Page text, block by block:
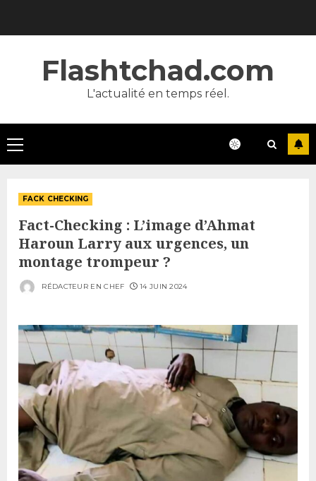
Flashtchad.com
L'actualité en temps réel.
Primary
Menu
FACK CHECKING
Fact-Checking : L’image d’Ahmat
Haroun Larry aux urgences, un
montage trompeur ?
RÉDACTEUR EN CHEF 14 JUIN 2024